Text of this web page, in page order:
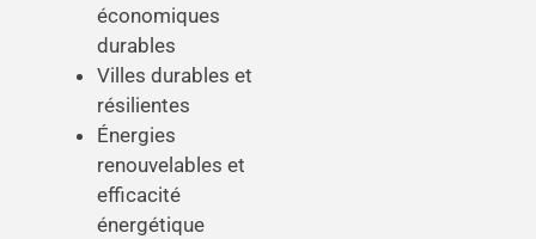
économiques
durables
Villes durables et
résilientes
Énergies
renouvelables et
efficacité
énergétique